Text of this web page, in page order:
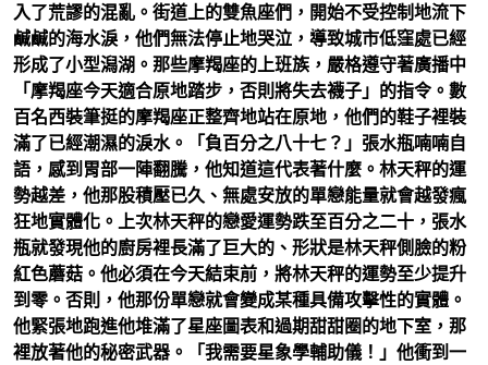
入了荒謬的混亂。街道上的雙魚座們，開始不受控制地流下
鹹鹹的海水淚，他們無法停止地哭泣，導致城市低窪處已經
形成了小型潟湖。那些摩羯座的上班族，嚴格遵守著廣播中
「摩羯座今天適合原地踏步，否則將失去襪子」的指令。數
百名西裝筆挺的摩羯座正整齊地站在原地，他們的鞋子裡裝
滿了已經潮濕的淚水。「負百分之八十七？」張水瓶喃喃自
語，感到胃部一陣翻騰，他知道這代表著什麼。林天秤的運
勢越差，他那股積壓已久、無處安放的單戀能量就會越發瘋
狂地實體化。上次林天秤的戀愛運勢跌至百分之二十，張水
瓶就發現他的廚房裡長滿了巨大的、形狀是林天秤側臉的粉
紅色蘑菇。他必須在今天結束前，將林天秤的運勢至少提升
到零。否則，他那份單戀就會變成某種具備攻擊性的實體。
他緊張地跑進他堆滿了星座圖表和過期甜甜圈的地下室，那
裡放著他的秘密武器。「我需要星象學輔助儀！」他衝到一